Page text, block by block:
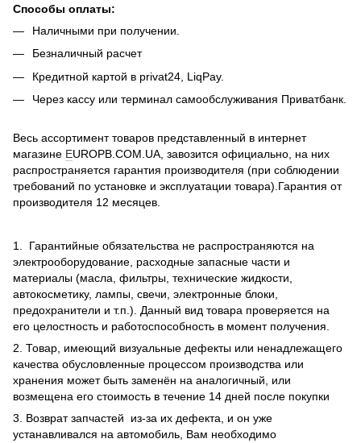
Способы оплаты:
Наличными при получении.
Безналичный расчет
Кредитной картой в privat24, LiqPay.
Через кассу или терминал самообслуживания Приватбанк.
Весь ассортимент товаров представленный в интернет
магазине EUROPB.COM.UA, завозится официально, на них
распространяется гарантия производителя (при соблюдении
требований по установке и эксплуатации товара).Гарантия от
производителя 12 месяцев.
1. Гарантийные обязательства не распространяются на
электрооборудование, расходные запасные части и
материалы (масла, фильтры, технические жидкости,
автокосметику, лампы, свечи, электронные блоки,
предохранители и т.п.). Данный вид товара проверяется на
его целостность и работоспособность в момент получения.
2. Товар, имеющий визуальные дефекты или ненадлежащего
качества обусловленные процессом производства или
хранения может быть заменён на аналогичный, или
возмещена его стоимость в течение 14 дней после покупки
3. Возврат запчастей из-за их дефекта, и он уже
устанавливался на автомобиль, Вам необходимо